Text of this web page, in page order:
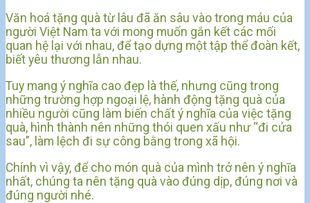
Văn hoá tặng quà từ lâu đã ăn sâu vào trong máu của
người Việt Nam ta với mong muốn gắn kết các mối
quan hệ lại với nhau, để tạo dựng một tập thể đoàn kết,
biết yêu thương lẫn nhau.
Tuy mang ý nghĩa cao đẹp là thế, nhưng cũng trong
những trường hợp ngoại lệ, hành động tặng quà của
nhiều người cũng làm biến chất ý nghĩa của việc tặng
quà, hình thành nên những thói quen xấu như “đi cửa
sau”, làm lệch đi sự công bằng trong xã hội.
Chính vì vậy, để cho món quà của mình trở nên ý nghĩa
nhất, chúng ta nên tặng quà vào đúng dịp, đúng nơi và
đúng người nhé.